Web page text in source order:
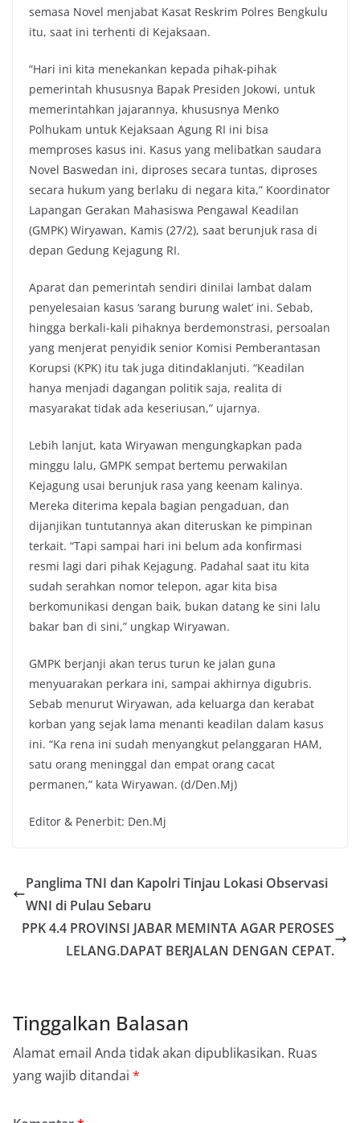
semasa Novel menjabat Kasat Reskrim Polres Bengkulu
itu, saat ini terhenti di Kejaksaan.
“Hari ini kita menekankan kepada pihak-pihak
pemerintah khususnya Bapak Presiden Jokowi, untuk
memerintahkan jajarannya, khususnya Menko
Polhukam untuk Kejaksaan Agung RI ini bisa
memproses kasus ini. Kasus yang melibatkan saudara
Novel Baswedan ini, diproses secara tuntas, diproses
secara hukum yang berlaku di negara kita,” Koordinator
Lapangan Gerakan Mahasiswa Pengawal Keadilan
(GMPK) Wiryawan, Kamis (27/2), saat berunjuk rasa di
depan Gedung Kejagung RI.
Aparat dan pemerintah sendiri dinilai lambat dalam
penyelesaian kasus ‘sarang burung walet’ ini. Sebab,
hingga berkali-kali pihaknya berdemonstrasi, persoalan
yang menjerat penyidik senior Komisi Pemberantasan
Korupsi (KPK) itu tak juga ditindaklanjuti. “Keadilan
hanya menjadi dagangan politik saja, realita di
masyarakat tidak ada keseriusan,” ujarnya.
Lebih lanjut, kata Wiryawan mengungkapkan pada
minggu lalu, GMPK sempat bertemu perwakilan
Kejagung usai berunjuk rasa yang keenam kalinya.
Mereka diterima kepala bagian pengaduan, dan
dijanjikan tuntutannya akan diteruskan ke pimpinan
terkait. “Tapi sampai hari ini belum ada konfirmasi
resmi lagi dari pihak Kejagung. Padahal saat itu kita
sudah serahkan nomor telepon, agar kita bisa
berkomunikasi dengan baik, bukan datang ke sini lalu
bakar ban di sini,” ungkap Wiryawan.
GMPK berjanji akan terus turun ke jalan guna
menyuarakan perkara ini, sampai akhirnya digubris.
Sebab menurut Wiryawan, ada keluarga dan kerabat
korban yang sejak lama menanti keadilan dalam kasus
ini. “Ka rena ini sudah menyangkut pelanggaran HAM,
satu orang meninggal dan empat orang cacat
permanen,” kata Wiryawan. (d/Den.Mj)
Editor & Penerbit: Den.Mj
Panglima TNI dan Kapolri Tinjau Lokasi Observasi
WNI di Pulau Sebaru
PPK 4.4 PROVINSI JABAR MEMINTA AGAR PEROSES
LELANG.DAPAT BERJALAN DENGAN CEPAT.
Tinggalkan Balasan
Alamat email Anda tidak akan dipublikasikan. Ruas
yang wajib ditandai *